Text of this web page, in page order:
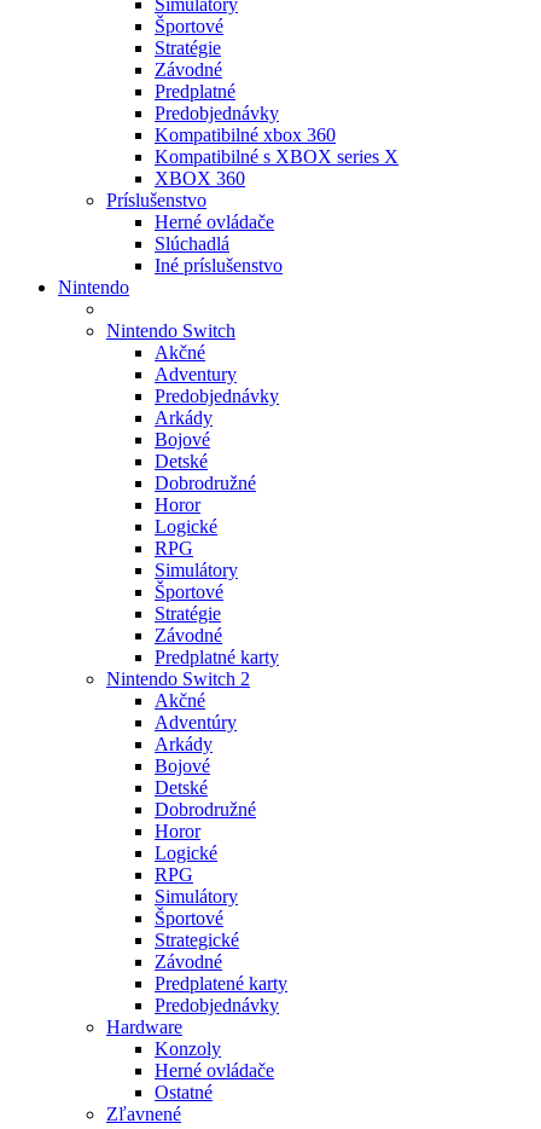
Simulátory
Športové
Stratégie
Závodné
Predplatné
Predobjednávky
Kompatibilné xbox 360
Kompatibilné s XBOX series X
XBOX 360
Príslušenstvo
Herné ovládače
Slúchadlá
Iné príslušenstvo
Nintendo
Nintendo Switch
Akčné
Adventury
Predobjednávky
Arkády
Bojové
Detské
Dobrodružné
Horor
Logické
RPG
Simulátory
Športové
Stratégie
Závodné
Predplatné karty
Nintendo Switch 2
Akčné
Adventúry
Arkády
Bojové
Detské
Dobrodružné
Horor
Logické
RPG
Simulátory
Športové
Strategické
Závodné
Predplatené karty
Predobjednávky
Hardware
Konzoly
Herné ovládače
Ostatné
Zľavnené